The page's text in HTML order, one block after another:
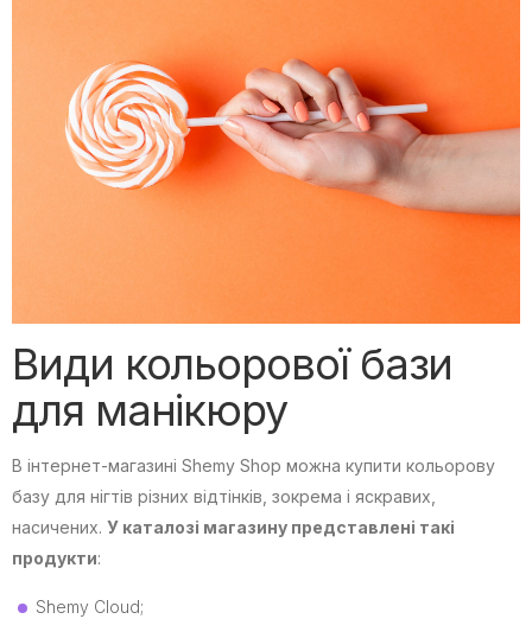
Види кольорової бази
для манікюру
В інтернет-магазині Shemy Shop можна купити кольорову
базу для нігтів різних відтінків, зокрема і яскравих,
насичених. У каталозі магазину представлені такі
продукти:
Shemy Cloud;